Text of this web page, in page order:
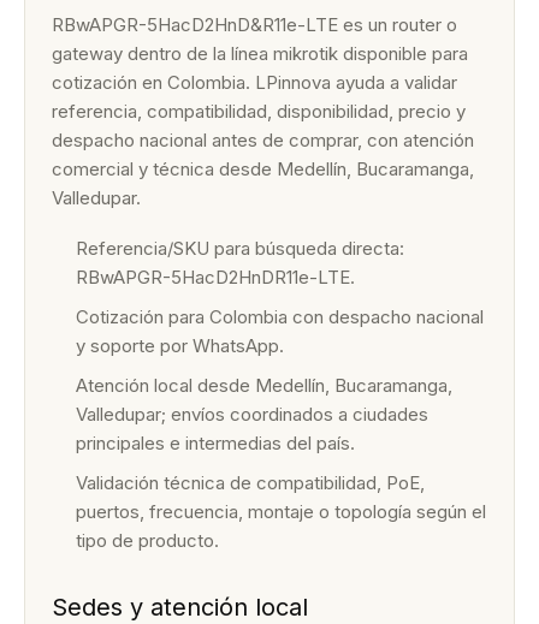
RBwAPGR-5HacD2HnD&R11e-LTE es un router o
gateway dentro de la línea mikrotik disponible para
cotización en Colombia. LPinnova ayuda a validar
referencia, compatibilidad, disponibilidad, precio y
despacho nacional antes de comprar, con atención
comercial y técnica desde Medellín, Bucaramanga,
Valledupar.
Referencia/SKU para búsqueda directa:
RBwAPGR-5HacD2HnDR11e-LTE.
Cotización para Colombia con despacho nacional
y soporte por WhatsApp.
Atención local desde Medellín, Bucaramanga,
Valledupar; envíos coordinados a ciudades
principales e intermedias del país.
Validación técnica de compatibilidad, PoE,
puertos, frecuencia, montaje o topología según el
tipo de producto.
Sedes y atención local